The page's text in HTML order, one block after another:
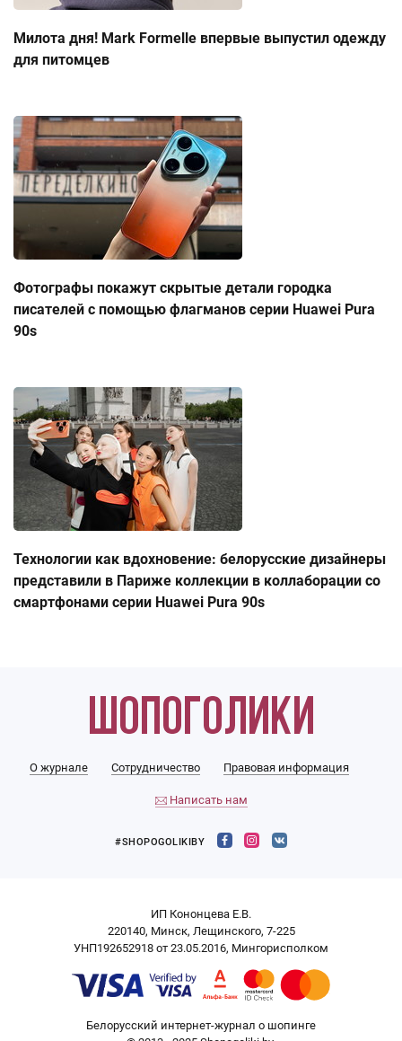
Милота дня! Mark Formelle впервые выпустил одежду
для питомцев
Фотографы покажут скрытые детали городка
писателей с помощью флагманов серии Huawei Pura
90s
Технологии как вдохновение: белорусские дизайнеры
представили в Париже коллекции в коллаборации со
смартфонами серии Huawei Pura 90s
О журнале Сотрудничество Правовая информация
Написать нам
#SHOPOGOLIKIBY
ИП Кононцева Е.В.
220140, Минск, Лещинского, 7-225
УНП192652918 от 23.05.2016, Мингорисполком
Белорусский интернет-журнал о шопинге